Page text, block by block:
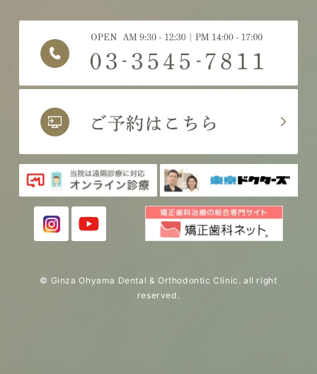
© Ginza Ohyama Dental & Orthodontic Clinic. all right
reserved.